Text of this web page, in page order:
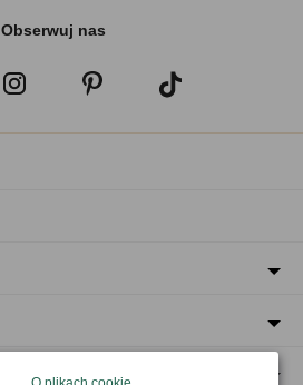
Obserwuj nas